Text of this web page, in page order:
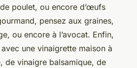
poulet, ou encore d’œufs
pensez aux graines,
ou encore à l’avocat. Enfin,
une vinaigrette maison à
de vinaigre balsamique, de